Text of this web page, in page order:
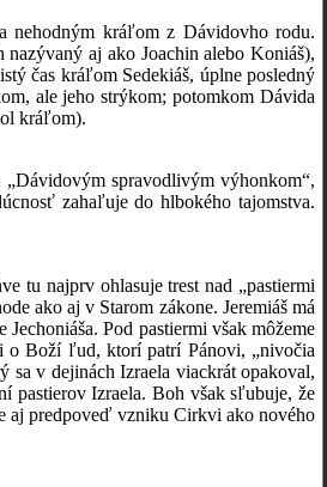
nehodným kráľom z Dávidovho rodu.
aj ako Joachin alebo Koniáš),
čas kráľom Sedekiáš, úplne posledný
ale jeho strýkom; potomkom Dávida
kráľom).
spravodlivým výhonkom“,
zahaľuje do hlbokého tajomstva.
tu najprv ohlasuje trest nad „pastiermi
ako aj v Starom zákone. Jeremiáš má
Pod pastiermi však môžeme
o Boží ľud, ktorí patrí Pánovi, „nivočia
sa v dejinách Izraela viackrát opakoval,
pastierov Izraela. Boh však sľubuje, že
aj predpoveď vzniku Cirkvi ako nového